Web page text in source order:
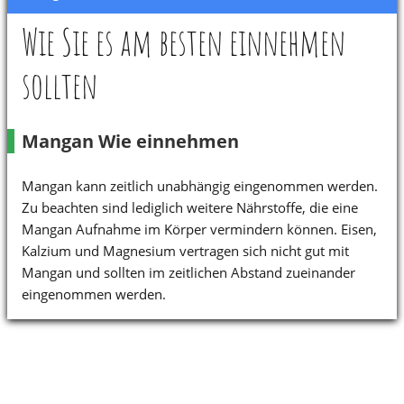
Wie Sie es am besten einnehmen
sollten
Mangan Wie einnehmen
Mangan kann zeitlich unabhängig eingenommen werden.
Zu beachten sind lediglich weitere Nährstoffe, die eine
Mangan Aufnahme im Körper vermindern können. Eisen,
Kalzium und Magnesium vertragen sich nicht gut mit
Mangan und sollten im zeitlichen Abstand zueinander
eingenommen werden.